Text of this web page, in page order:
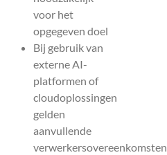
voor het
opgegeven doel
Bij gebruik van
externe AI-
platformen of
cloudoplossingen
gelden
aanvullende
verwerkersovereenkomsten